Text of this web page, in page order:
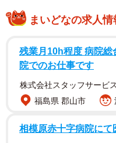
大きな目に真っ赤な唇が描かれ
丹後や若狭地方などで
まいどなの求人情
残業月10h程度 病院総
院でのお仕事です
株式会社スタッフサービ
福島県 郡山市
相模原赤十字病院に